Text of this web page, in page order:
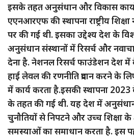
इसके तहत अनुसंधान और विकास कार्यों
एएनआरएफ की स्थापना राष्ट्रीय
पर की गई थी. इसका उद्देश्य देश के
अनुसंधान संस्थानों में रिसर्च और
देना है. नेशनल रिसर्च फाउंडेशन देश में
हाई लेवल की रणनीति प्रदान करने के
में कार्य करता है.इसकी स्थापना
के तहत की गई थी. यह देश में
चुनौतियों से निपटने और उच्च शिक्षा
समस्याओं का समाधान करता है. इस